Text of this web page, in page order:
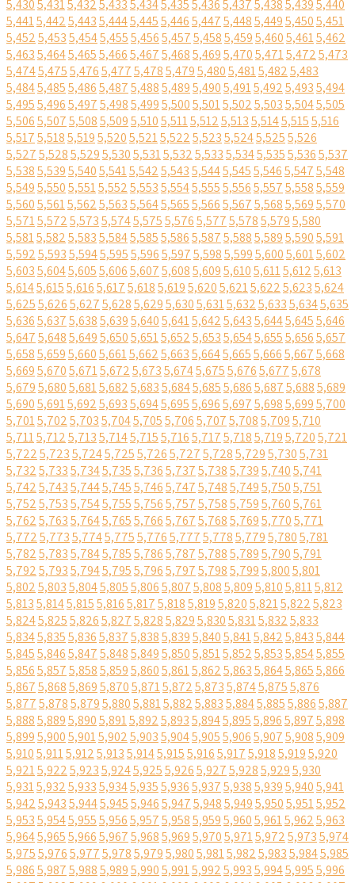
5,4305,4315,4325,4335,4345,4355,4365,4375,4385,4395,440
5,4415,4425,4435,4445,4455,4465,4475,4485,4495,4505,451
5,4525,4535,4545,4555,4565,4575,4585,4595,4605,4615,462
5,4635,4645,4655,4665,4675,4685,4695,4705,4715,4725,473
5,4745,4755,4765,4775,4785,4795,4805,4815,4825,483
5,4845,4855,4865,4875,4885,4895,4905,4915,4925,4935,494
5,4955,4965,4975,4985,4995,5005,5015,5025,5035,5045,505
5,5065,5075,5085,5095,5105,5115,5125,5135,5145,5155,516
5,5175,5185,5195,5205,5215,5225,5235,5245,5255,526
5,5275,5285,5295,5305,5315,5325,5335,5345,5355,5365,537
5,5385,5395,5405,5415,5425,5435,5445,5455,5465,5475,548
5,5495,5505,5515,5525,5535,5545,5555,5565,5575,5585,559
5,5605,5615,5625,5635,5645,5655,5665,5675,5685,5695,570
5,5715,5725,5735,5745,5755,5765,5775,5785,5795,580
5,5815,5825,5835,5845,5855,5865,5875,5885,5895,5905,591
5,5925,5935,5945,5955,5965,5975,5985,5995,6005,6015,602
5,6035,6045,6055,6065,6075,6085,6095,6105,6115,6125,613
5,6145,6155,6165,6175,6185,6195,6205,6215,6225,6235,624
5,6255,6265,6275,6285,6295,6305,6315,6325,6335,6345,635
5,6365,6375,6385,6395,6405,6415,6425,6435,6445,6455,646
5,6475,6485,6495,6505,6515,6525,6535,6545,6555,6565,657
5,6585,6595,6605,6615,6625,6635,6645,6655,6665,6675,668
5,6695,6705,6715,6725,6735,6745,6755,6765,6775,678
5,6795,6805,6815,6825,6835,6845,6855,6865,6875,6885,689
5,6905,6915,6925,6935,6945,6955,6965,6975,6985,6995,700
5,7015,7025,7035,7045,7055,7065,7075,7085,7095,710
5,7115,7125,7135,7145,7155,7165,7175,7185,7195,7205,721
5,7225,7235,7245,7255,7265,7275,7285,7295,7305,731
5,7325,7335,7345,7355,7365,7375,7385,7395,7405,741
5,7425,7435,7445,7455,7465,7475,7485,7495,7505,751
5,7525,7535,7545,7555,7565,7575,7585,7595,7605,761
5,7625,7635,7645,7655,7665,7675,7685,7695,7705,771
5,7725,7735,7745,7755,7765,7775,7785,7795,7805,781
5,7825,7835,7845,7855,7865,7875,7885,7895,7905,791
5,7925,7935,7945,7955,7965,7975,7985,7995,8005,801
5,8025,8035,8045,8055,8065,8075,8085,8095,8105,8115,812
5,8135,8145,8155,8165,8175,8185,8195,8205,8215,8225,823
5,8245,8255,8265,8275,8285,8295,8305,8315,8325,833
5,8345,8355,8365,8375,8385,8395,8405,8415,8425,8435,844
5,8455,8465,8475,8485,8495,8505,8515,8525,8535,8545,855
5,8565,8575,8585,8595,8605,8615,8625,8635,8645,8655,866
5,8675,8685,8695,8705,8715,8725,8735,8745,8755,876
5,8775,8785,8795,8805,8815,8825,8835,8845,8855,8865,887
5,8885,8895,8905,8915,8925,8935,8945,8955,8965,8975,898
5,8995,9005,9015,9025,9035,9045,9055,9065,9075,9085,909
5,9105,9115,9125,9135,9145,9155,9165,9175,9185,9195,920
5,9215,9225,9235,9245,9255,9265,9275,9285,9295,930
5,9315,9325,9335,9345,9355,9365,9375,9385,9395,9405,941
5,9425,9435,9445,9455,9465,9475,9485,9495,9505,9515,952
5,9535,9545,9555,9565,9575,9585,9595,9605,9615,9625,963
5,9645,9655,9665,9675,9685,9695,9705,9715,9725,9735,974
5,9755,9765,9775,9785,9795,9805,9815,9825,9835,9845,985
5,9865,9875,9885,9895,9905,9915,9925,9935,9945,9955,996